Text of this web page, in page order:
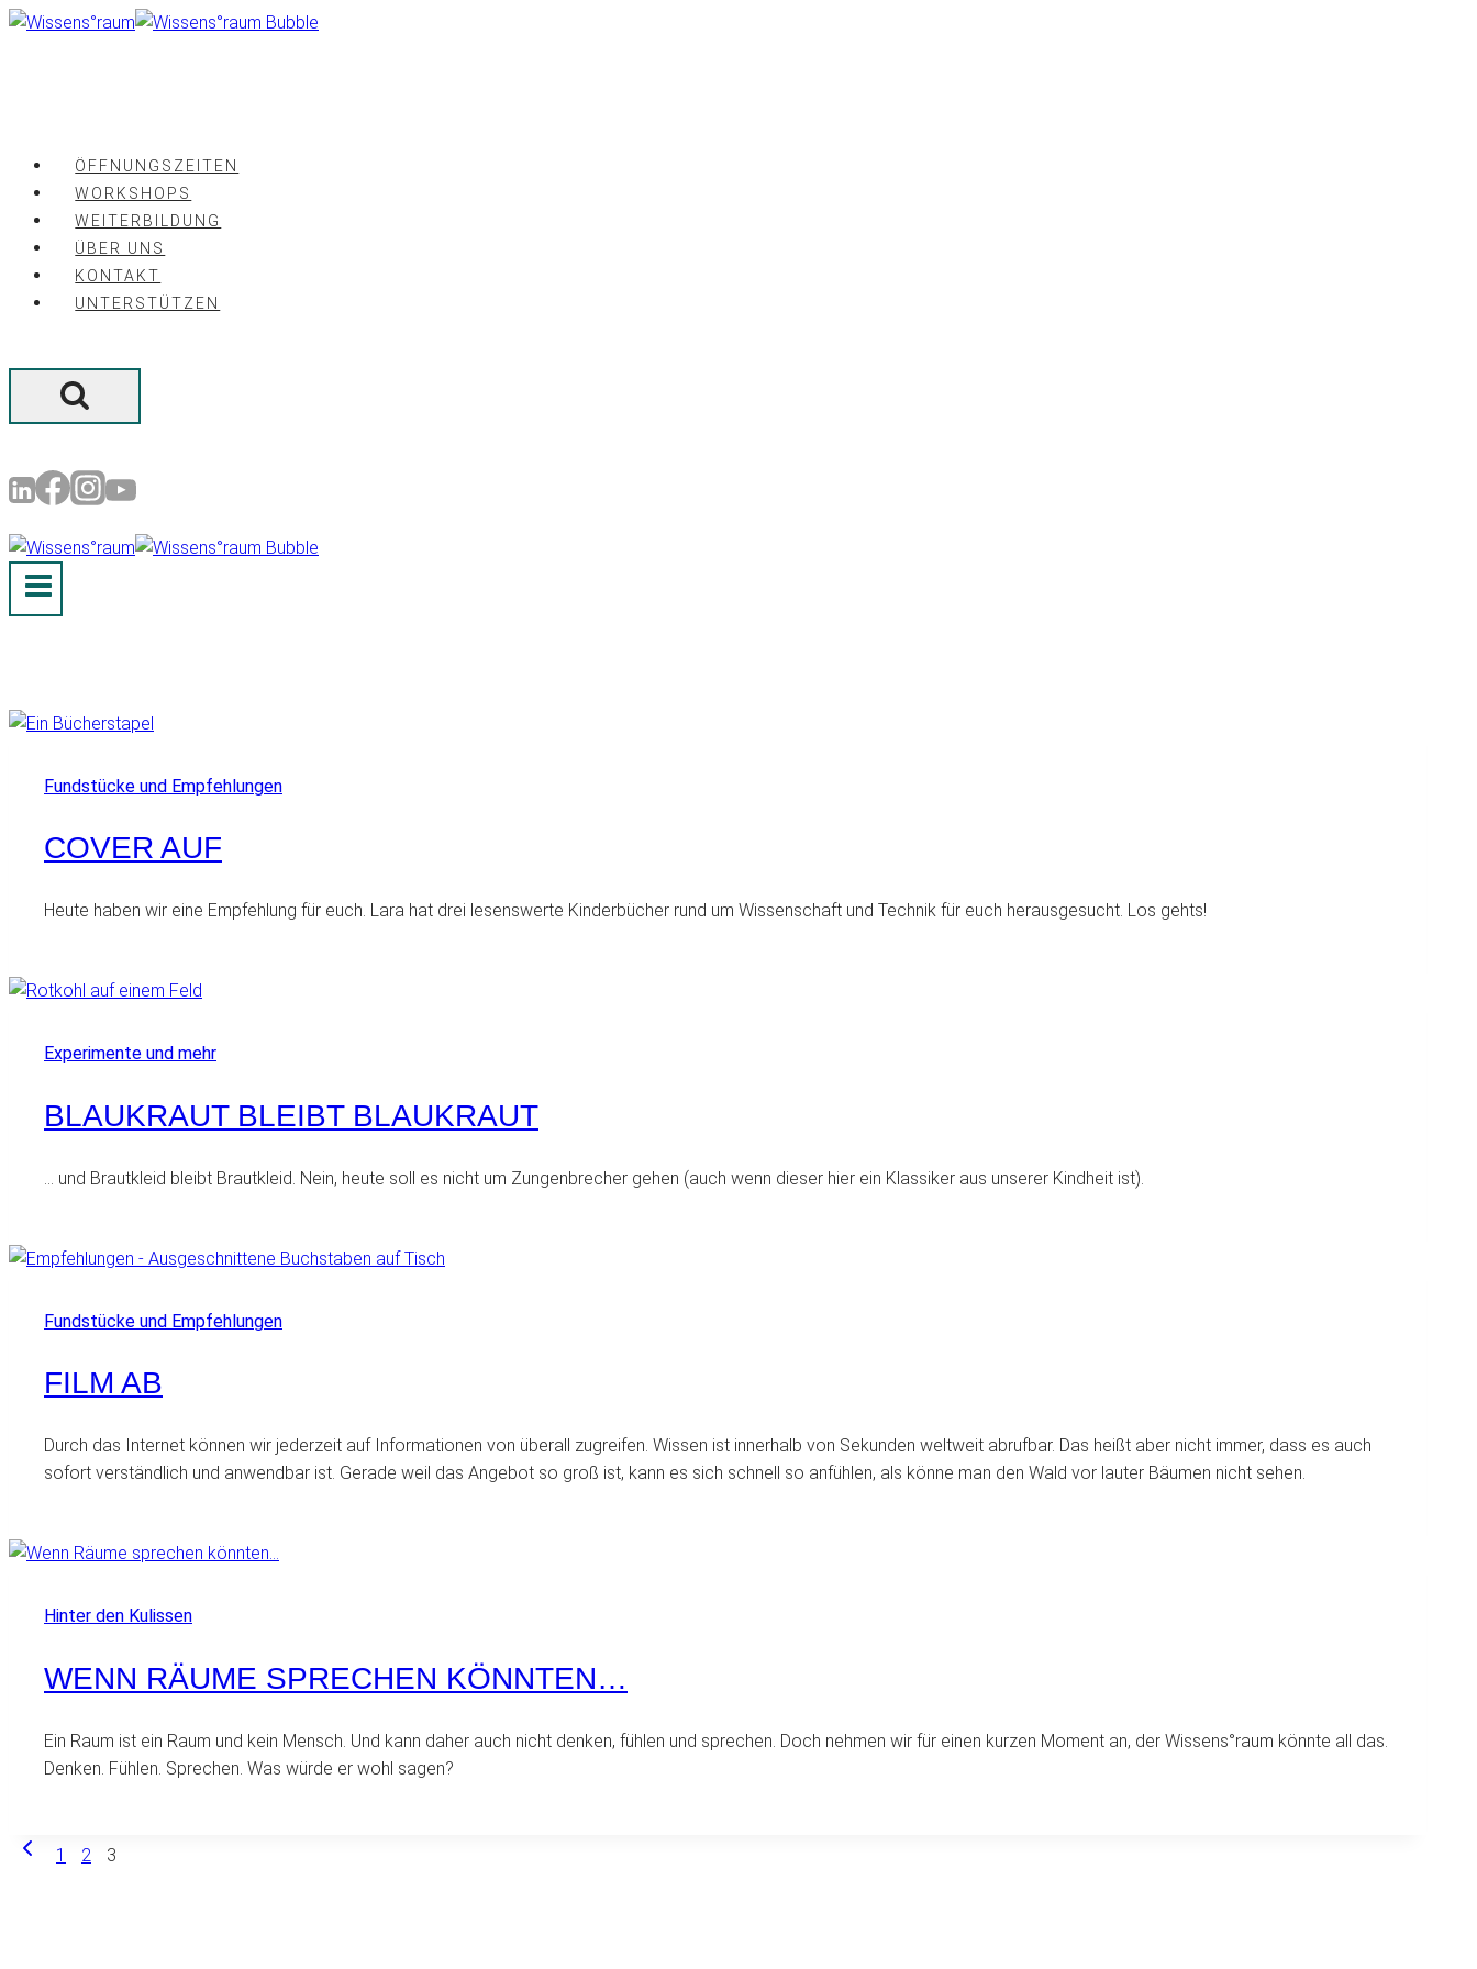
Zum
ÖFFNUNGSZEITEN
WORKSHOPS
WEITERBILDUNG
ÜBER UNS
KONTAKT
UNTERSTÜTZEN
Fundstücke und Empfehlungen
COVER AUF
Heute haben wir eine Empfehlung für euch. Lara hat drei lesenswerte Kinderbücher rund um Wissenschaft und Technik für euch herausgesucht. Los gehts!
Experimente und mehr
BLAUKRAUT BLEIBT BLAUKRAUT
… und Brautkleid bleibt Brautkleid. Nein, heute soll es nicht um Zungenbrecher gehen (auch wenn dieser hier ein Klassiker aus unserer Kindheit ist).
Fundstücke und Empfehlungen
FILM AB
Durch das Internet können wir jederzeit auf Informationen von überall zugreifen. Wissen ist innerhalb von Sekunden weltweit abrufbar. Das heißt aber nicht immer, dass es auch
sofort verständlich und anwendbar ist. Gerade weil das Angebot so groß ist, kann es sich schnell so anfühlen, als könne man den Wald vor lauter Bäumen nicht sehen.
Hinter den Kulissen
WENN RÄUME SPRECHEN KÖNNTEN…
Ein Raum ist ein Raum und kein Mensch. Und kann daher auch nicht denken, fühlen und sprechen. Doch nehmen wir für einen kurzen Moment an, der Wissens°raum könnte all das.
Denken. Fühlen. Sprechen. Was würde er wohl sagen?
SEITENNAVIGATION
Vorherige
1 2 3